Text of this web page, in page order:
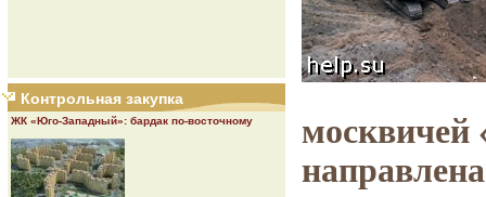
Контрольная закупка
ЖК «Юго-Западный»: бардак по-восточному
москвичей